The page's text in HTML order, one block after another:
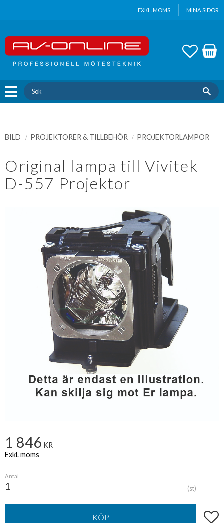
EXKL. MOMS MINA SIDOR
BILD PROJEKTORER & TILLBEHÖR PROJEKTORLAMPOR
Original lampa till Vivitek
D-557 Projektor
1 846 KR
Antal
st
KÖP Lägg